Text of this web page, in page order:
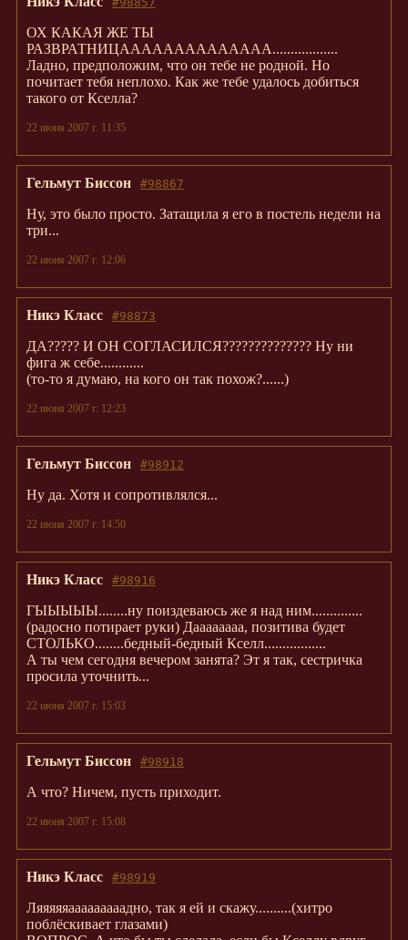
ОХ КАКАЯ ЖЕ ТЫ
РАЗВРАТНИЦАААААААААААААА..................
Ладно, предположим, что он тебе не родной. Но
почитает тебя неплохо. Как же тебе удалось добиться
такого от Кселла?
22 июня 2007 г. 11:35
#98867
Гельмут Биссон
Ну, это было просто. Затащила я его в постель недели на
три...
22 июня 2007 г. 12:06
#98873
Никэ Класс
ДА????? И ОН СОГЛАСИЛСЯ?????????????? Ну ни
фига ж себе............
(то-то я думаю, на кого он так похож?......)
22 июня 2007 г. 12:23
#98912
Гельмут Биссон
Ну да. Хотя и сопротивлялся...
22 июня 2007 г. 14:50
#98916
Никэ Класс
ГЫЫЫЫЫ........ну поиздеваюсь же я над ним..............
(радосно потирает руки) Даааааааа, позитива будет
СТОЛЬКО........бедный-бедный Кселл.................
А ты чем сегодня вечером занята? Эт я так, сестричка
просила уточнить...
22 июня 2007 г. 15:03
#98918
Гельмут Биссон
А что? Ничем, пусть приходит.
22 июня 2007 г. 15:08
#98919
Никэ Класс
Ляяяяяааааааааадно, так я ей и скажу..........(хитро
поблёскивает глазами)